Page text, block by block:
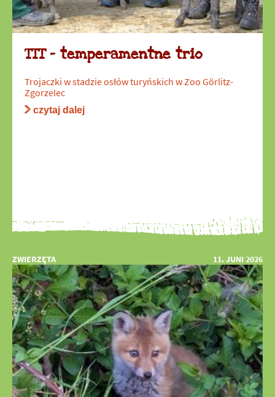
TTT – temperamentne trio
Trojaczki w stadzie osłów turyńskich w Zoo Görlitz-
Zgorzelec
czytaj dalej
ZWIERZĘTA 11. JUNI 2026